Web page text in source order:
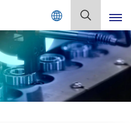
English
Français